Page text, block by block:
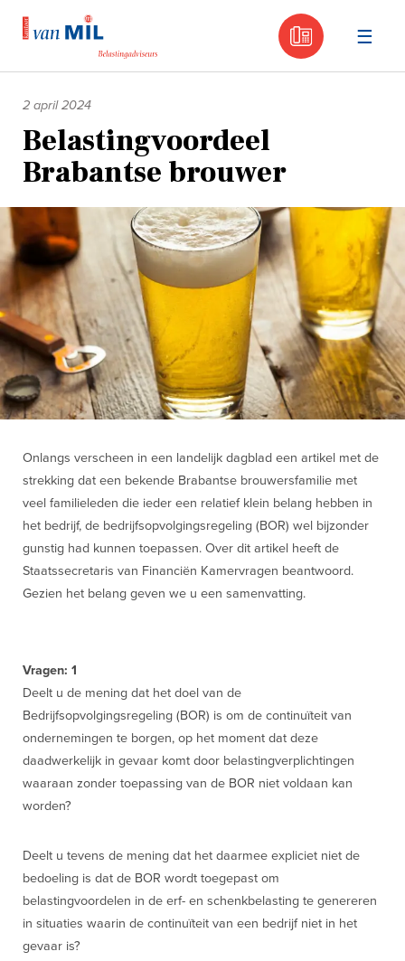
030 -
inhoud
2 april 2024
Belastingvoordeel
Brabantse brouwer
Onlangs verscheen in een landelijk dagblad een artikel met de
strekking dat een bekende Brabantse brouwersfamilie met
veel familieleden die ieder een relatief klein belang hebben in
het bedrijf, de bedrijfsopvolgingsregeling (BOR) wel bijzonder
gunstig had kunnen toepassen. Over dit artikel heeft de
Staatssecretaris van Financiën Kamervragen beantwoord.
Gezien het belang geven we u een samenvatting.
Vragen: 1
Deelt u de mening dat het doel van de
Bedrijfsopvolgingsregeling (BOR) is om de continuïteit van
ondernemingen te borgen, op het moment dat deze
daadwerkelijk in gevaar komt door belastingverplichtingen
waaraan zonder toepassing van de BOR niet voldaan kan
worden?
Deelt u tevens de mening dat het daarmee expliciet niet de
bedoeling is dat de BOR wordt toegepast om
belastingvoordelen in de erf- en schenkbelasting te genereren
in situaties waarin de continuïteit van een bedrijf niet in het
gevaar is?